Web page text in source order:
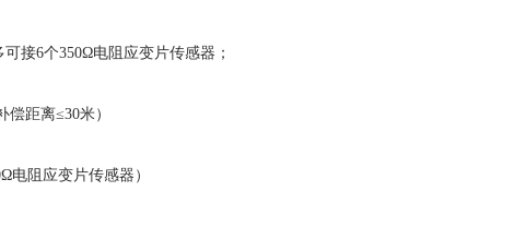
接6个350Ω电阻应变片传感器；
距离≤30米）
电阻应变片传感器）